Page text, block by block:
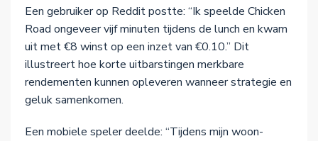
Een gebruiker op Reddit postte: “Ik speelde Chicken
Road ongeveer vijf minuten tijdens de lunch en kwam
uit met €8 winst op een inzet van €0.10.” Dit
illustreert hoe korte uitbarstingen merkbare
rendementen kunnen opleveren wanneer strategie en
geluk samenkomen.
Een mobiele speler deelde: “Tijdens mijn woon-